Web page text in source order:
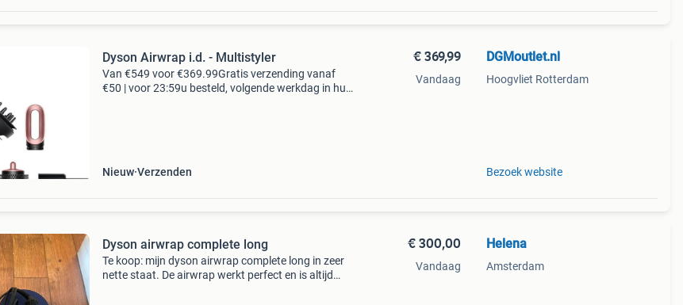
Dyson Airwrap i.d. - Multistyler
Van €549 voor €369.99Gratis verzending vanaf
€50 | voor 23:59u besteld, volgende werkdag in huis
Nieuw Verzenden
€ 369,99
Vandaag
DGMoutlet.nl
Hoogvliet Rotterdam
Bezoek website
Dyson airwrap complete long
Te koop: mijn dyson airwrap complete long in zeer
nette staat. De airwrap werkt perfect en is altijd
€ 300,00
Vandaag
Helena
Amsterdam